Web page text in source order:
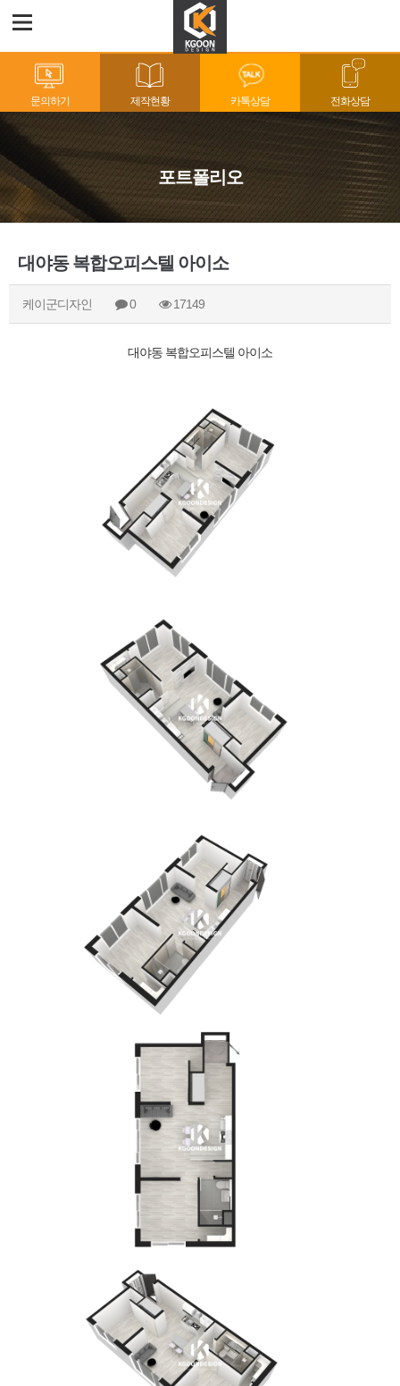
문의하기 제작현황 카톡상담 전화상담
포트폴리오
대야동 복합오피스텔 아이소
케이군디자인 0 17149
대야동 복합오피스텔 아이소